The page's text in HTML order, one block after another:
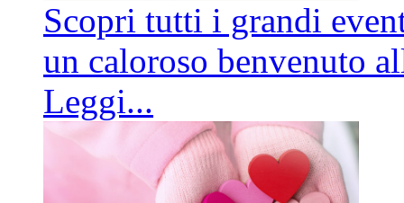
Scopri tutti i grandi
un caloroso benvenuto
Leggi...